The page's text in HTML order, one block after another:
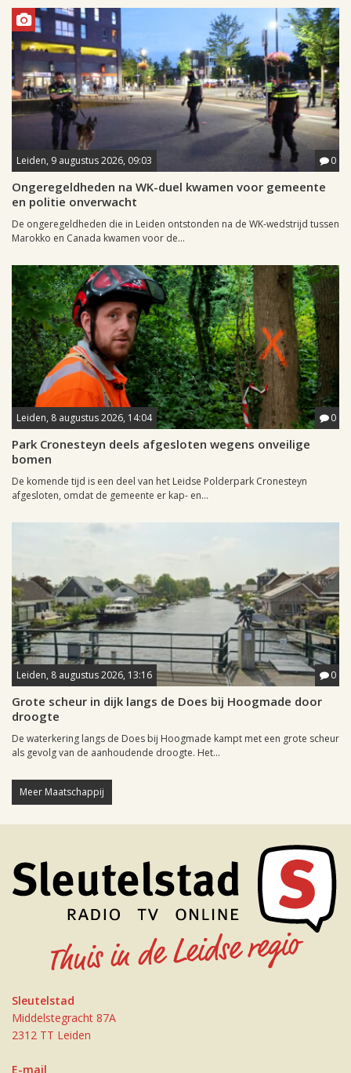
Leiden, 9 augustus 2026, 09:03 0
Ongeregeldheden na WK-duel kwamen voor gemeente
en politie onverwacht
De ongeregeldheden die in Leiden ontstonden na de WK-wedstrijd tussen
Marokko en Canada kwamen voor de...
Leiden, 8 augustus 2026, 14:04 0
Park Cronesteyn deels afgesloten wegens onveilige
bomen
De komende tijd is een deel van het Leidse Polderpark Cronesteyn
afgesloten, omdat de gemeente er kap- en...
Leiden, 8 augustus 2026, 13:16 0
Grote scheur in dijk langs de Does bij Hoogmade door
droogte
De waterkering langs de Does bij Hoogmade kampt met een grote scheur
als gevolg van de aanhoudende droogte. Het...
Meer Maatschappij
Sleutelstad
Middelstegracht 87A
2312 TT Leiden
E-mail